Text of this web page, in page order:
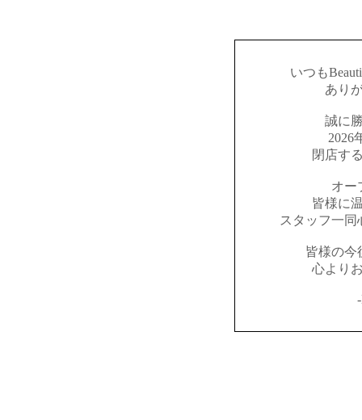
いつも
あり
誠に
2026
閉店す
オー
皆様に
スタッフ一
皆様の今
心より